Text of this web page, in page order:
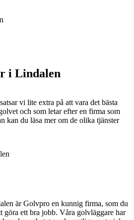
i Lindalen
vi lite extra på att vara det bästa
och som letar efter en firma som
kan du läsa mer om de olika tjänster
är Golvpro en kunnig firma, som du
göra ett bra jobb. Våra golvläggare har